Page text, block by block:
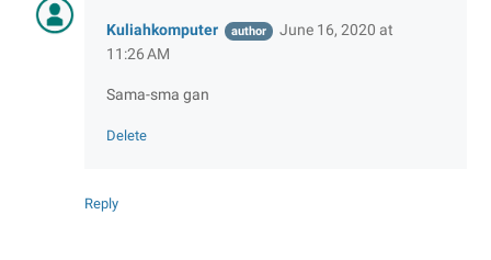
Kuliahkomputer
June 16, 2020 at
11:26 AM
Sama-sma gan
Delete
Reply